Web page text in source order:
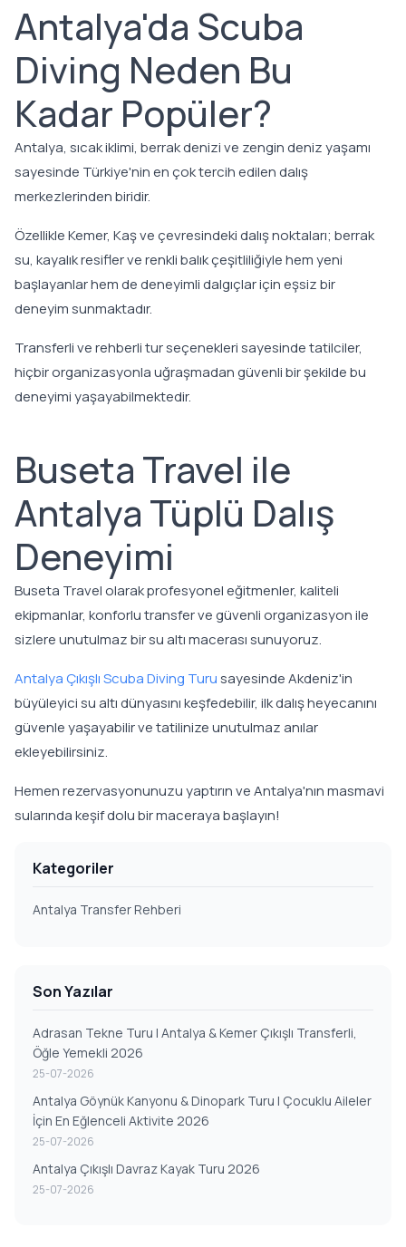
Antalya'da Scuba
Diving Neden Bu
Kadar Popüler?
Antalya, sıcak iklimi, berrak denizi ve zengin deniz yaşamı
sayesinde Türkiye'nin en çok tercih edilen dalış
merkezlerinden biridir.
Özellikle Kemer, Kaş ve çevresindeki dalış noktaları; berrak
su, kayalık resifler ve renkli balık çeşitliliğiyle hem yeni
başlayanlar hem de deneyimli dalgıçlar için eşsiz bir
deneyim sunmaktadır.
Transferli ve rehberli tur seçenekleri sayesinde tatilciler,
hiçbir organizasyonla uğraşmadan güvenli bir şekilde bu
deneyimi yaşayabilmektedir.
Buseta Travel ile
Antalya Tüplü Dalış
Deneyimi
Buseta Travel olarak profesyonel eğitmenler, kaliteli
ekipmanlar, konforlu transfer ve güvenli organizasyon ile
sizlere unutulmaz bir su altı macerası sunuyoruz.
Antalya Çıkışlı Scuba Diving Turusayesinde Akdeniz'in
büyüleyici su altı dünyasını keşfedebilir, ilk dalış heyecanını
güvenle yaşayabilir ve tatilinize unutulmaz anılar
ekleyebilirsiniz.
Hemen rezervasyonunuzu yaptırın ve Antalya'nın masmavi
sularında keşif dolu bir maceraya başlayın!
Kategoriler
Antalya Transfer Rehberi
Son Yazılar
Adrasan Tekne Turu | Antalya & Kemer Çıkışlı Transferli,
Öğle Yemekli 2026
25-07-2026
Antalya Göynük Kanyonu & Dinopark Turu | Çocuklu Aileler
İçin En Eğlenceli Aktivite 2026
25-07-2026
Antalya Çıkışlı Davraz Kayak Turu 2026
25-07-2026